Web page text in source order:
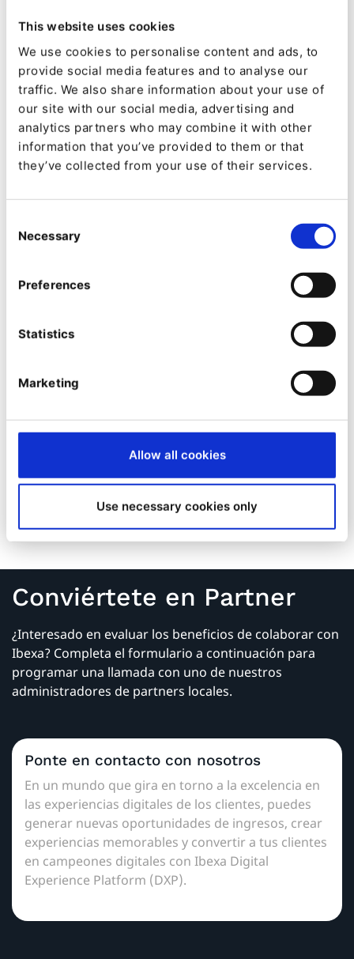
This website uses cookies
We use cookies to personalise content and ads, to
provide social media features and to analyse our
traffic. We also share information about your use of
our site with our social media, advertising and
analytics partners who may combine it with other
information that you’ve provided to them or that
they’ve collected from your use of their services.
Selection
Necessary
Preferences
Statistics
Marketing
Allow all cookies
Use necessary cookies only
imaginons et créons des solutions digitales au service
de l’excellence métier (développement applicatif,
intégration, low code), l’expérience et
l’engagement (Agence digitale), la performance
financière (FP&A, Consolidation et ESG), la valorisation
de la donnée (IA & Data) et l’efficacité
collective (solutions collaboratives Atlassian). Avec
près de 1100 collaborateurs, Klee Group réalise
145 millions d’euros de chiffre d’affaires en 2024.
directions marketing et communication dans la
conception et le déploiement de dispositifs digitaux
utiles, performants et durables. Elle conçoit des
Plateformes d’Expérience, des environnements
données pour créer des parcours engageants,
durables et omnicanaux. De la stratégie à la mise en
expertise : l’agilité créative pour imaginer des
technologique pour concevoir des architectures
robustes, sécurisées et évolutives. Adossée à Klee
Group et ses Partenaires, l’Agence Digitale intervient
sur des projets structurants, en co-construction avec
ses clients, pour faire du digital un levier de
Conviértete en Partner
¿Interesado en evaluar los beneficios de colaborar con
Ibexa? Completa el formulario a continuación para
programar una llamada con uno de nuestros
administradores de partners locales.
Ponte en contacto con nosotros
En un mundo que gira en torno a la excelencia en
las experiencias digitales de los clientes, puedes
generar nuevas oportunidades de ingresos, crear
experiencias memorables y convertir a tus clientes
en campeones digitales con Ibexa Digital
Experience Platform (DXP).